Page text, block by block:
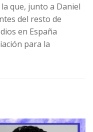
que, junto a Daniel
del resto de
en España
para la